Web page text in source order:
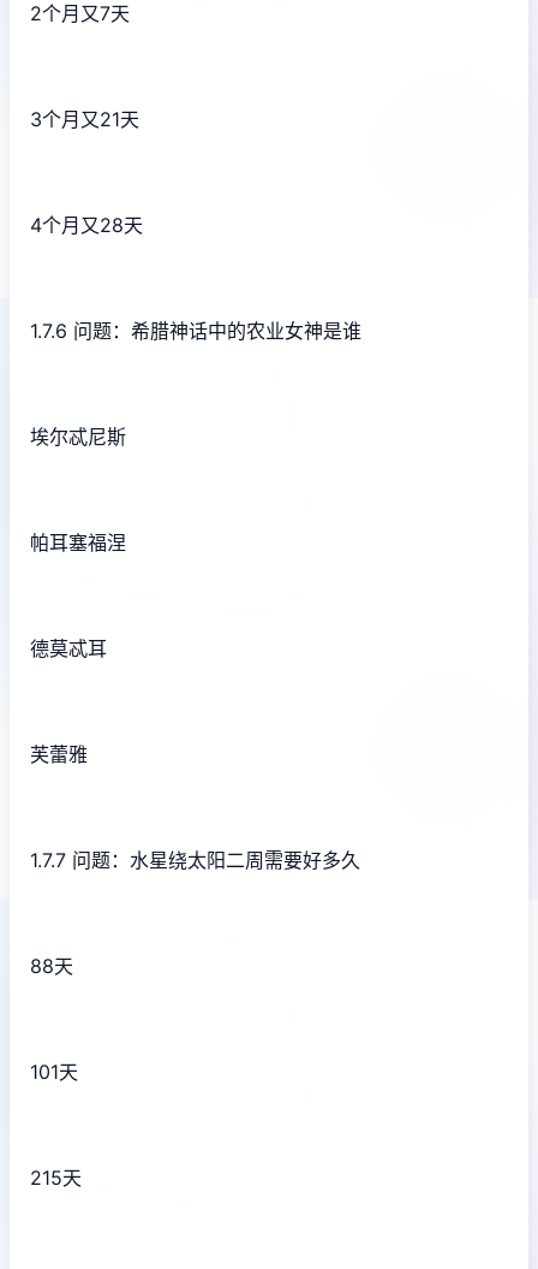
2个月又7天
3个月又21天
4个月又28天
1.7.6 问题：希腊神话中的农业女神是谁
埃尔忒尼斯
帕耳塞福涅
德莫忒耳
芙蕾雅
1.7.7 问题：水星绕太阳二周需要好多久
88天
101天
215天